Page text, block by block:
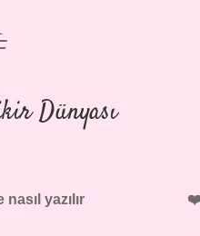
Dünyası
yazılır